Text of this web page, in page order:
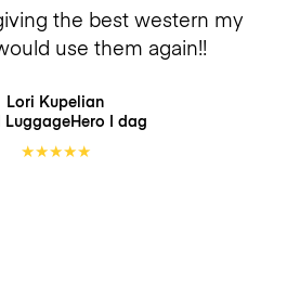
the best western my
use them again!!
Lori Kupelian
LuggageHero I dag
★★★★★